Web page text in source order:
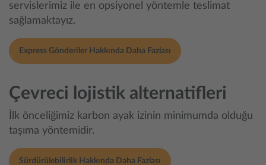
servislerimiz ile en opsiyonel yöntemle teslimat
sağlamaktayız.
Express Gönderiler Hakkında Daha Fazlası
Çevreci lojistik alternatifleri
İlk önceliğimiz karbon ayak izinin minimumda olduğu
taşıma yöntemidir.
Sürdürülebilirlik Hakkında Daha Fazlası